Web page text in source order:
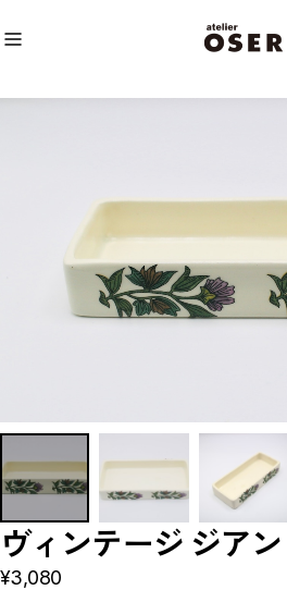
Category 商品カテゴリ
Decoration
Accessary
Home decoration
Brands
ヴィンテージ ジア
¥3,080